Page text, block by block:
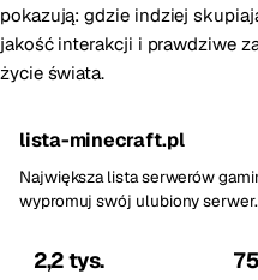
pokazują: gdzie indziej
jakość interakcji i prawdziwe
życie świata.
lista-minecraft.pl
Największa lista serwerów
wypromuj swój ulubiony serwer.
2,2 tys.